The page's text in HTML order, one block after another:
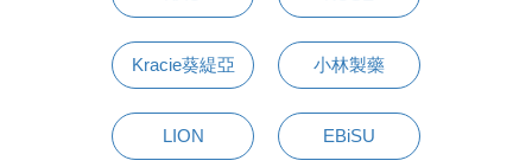
Kracie葵緹亞 小林製藥
LION EBiSU